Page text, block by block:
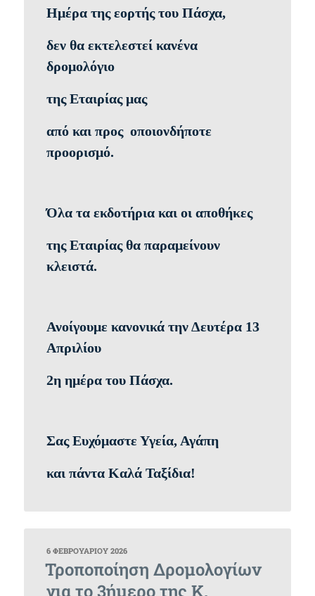
Ημέρα της εορτής του Πάσχα,
δεν θα εκτελεστεί κανένα
δρομολόγιο
της Εταιρίας μας
από και προς οποιονδήποτε
προορισμό.
Όλα τα εκδοτήρια και οι αποθήκες
της Εταιρίας θα παραμείνουν
κλειστά.
Ανοίγουμε κανονικά την Δευτέρα 13
Απριλίου
2η ημέρα του Πάσχα.
Σας Ευχόμαστε Υγεία, Αγάπη
και πάντα Καλά Ταξίδια!
ΔΗΜΟΣΙΕΎΤΗΚΕ
ΣΤΙΣ
6 ΦΕΒΡΟΥΑΡΊΟΥ 2026
Τροποποίηση Δρομολογίων
για το 3ήμερο της Κ.